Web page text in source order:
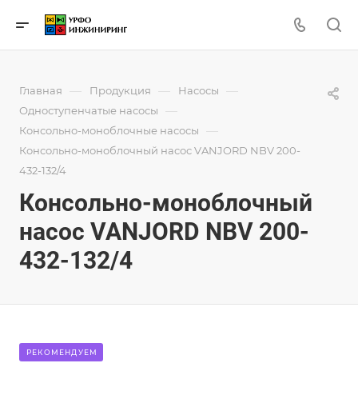
Главная — Продукция — Насосы —
Одноступенчатые насосы —
Консольно-моноблочные насосы —
Консольно-моноблочный насос VANJORD NBV 200-
432-132/4
Консольно-моноблочный
насос VANJORD NBV 200-
432-132/4
РЕКОМЕНДУЕМ